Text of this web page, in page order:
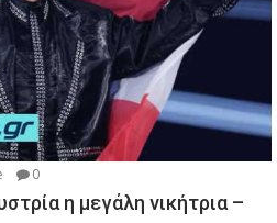
0
η μεγάλη νικήτρια –